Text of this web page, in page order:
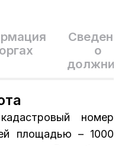
Сведения
о
номер
площадью – 1000